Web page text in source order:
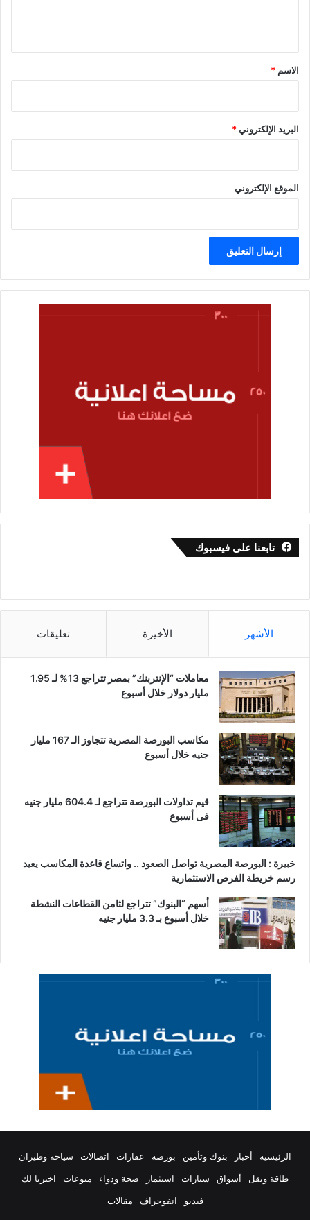
*
الاسم *
البريد الإلكتروني*
الموقع الإلكتروني
تابعنا على فيسبوك
الأشهر الأخيرة تعليقات
معاملات “الإنتربنك” بمصر تتراجع 13% لـ 1.95
مليار دولار خلال أسبوع
مكاسب البورصة المصرية تتجاوز الـ 167 مليار
جنيه خلال أسبوع
قيم تداولات البورصة تتراجع لـ 604.4 مليار جنيه
فى أسبوع
خبيرة : البورصة المصرية تواصل الصعود .. واتساع قاعدة المكاسب يعيد
رسم خريطة الفرص الاستثمارية
أسهم “البنوك” تتراجع لثامن القطاعات النشطة
خلال أسبوع بـ 3.3 مليار جنيه
الرئيسية أخبار بنوك وتأمين بورصة عقارات اتصالات
سياحة وطيران
طاقة ونقل
أسواق سيارات استثمار صحة ودواء منوعات
اخترنا لك
فيديو
انفوجراف مقالات